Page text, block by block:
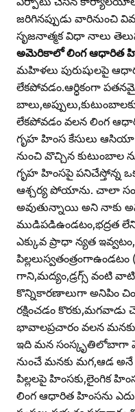
జరిగినప్పుడు వారినుంచి
సృజనాత్మక విధా నాలు
అమెరికాలో లింగ ఆధారిత
మహిళలు పురుషులపై
లేకపోవడం.ఆర్ధికంగా
లేకపోవడం వలన లింగ
గృహ హింస కేసులు
నుంచి వొచ్చిన కుటుంబాల
గృహ హింసపై పనిచేస్తోన్న
ఆశ్చర్య పోయాను. చాలా
అవుతున్నాయి అని నాకు
ముడిపడిఉండటం,భద్రత
ఎక్కువ ప్రాధా న్యత
పిల్లలుస్వతంత్రంగాఉండటం
గాని,మద్యం,డ్రగ్స్‌ వంటి
కొన్నికారణాలుగా అనిపిం
రక్షించడం
భావాలప్రచారం వలన
ఇది మన సంస్కృతిలోబాగా
నుంచే మనకు మగ,ఆడ
పిల్లలపై హింసకు,లైంగిక
లింగ ఆధారిత హింసను